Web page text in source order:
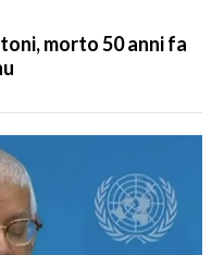
morto 50 anni fa